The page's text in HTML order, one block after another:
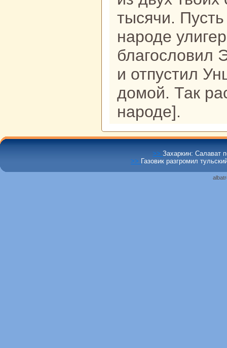
тысячи. Пусть
нaроде
благословил
и отпустил
домой. Так
нaроде].
>>Захаркин: Салават
>> Газовик разгромил